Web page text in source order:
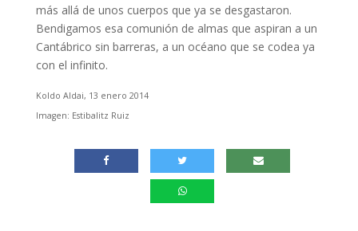
más allá de unos cuerpos que ya se desgastaron.
Bendigamos esa comunión de almas que aspiran a un
Cantábrico sin barreras, a un océano que se codea ya
con el infinito.
Koldo Aldai, 13 enero 2014
Imagen: Estibalitz Ruiz